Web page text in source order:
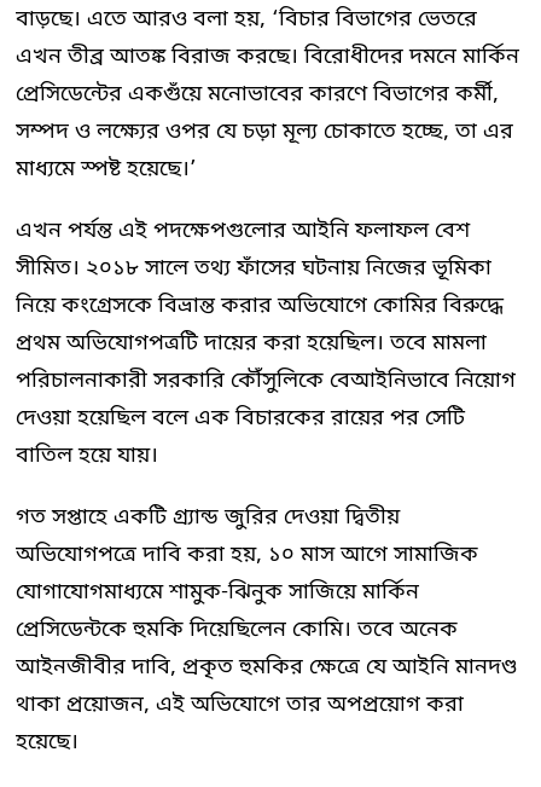
বাড়ছে। এতে আরও বলা হয়, ‘বিচার বিভাগের ভেতরে
এখন তীব্র আতঙ্ক বিরাজ করছে। বিরোধীদের দমনে মার্কিন
প্রেসিডেন্টের একগুঁয়ে মনোভাবের কারণে বিভাগের কর্মী,
সম্পদ ও লক্ষ্যের ওপর যে চড়া মূল্য চোকাতে হচ্ছে, তা এর
মাধ্যমে স্পষ্ট হয়েছে।’
এখন পর্যন্ত এই পদক্ষেপগুলোর আইনি ফলাফল বেশ
সীমিত। ২০১৮ সালে তথ্য ফাঁসের ঘটনায় নিজের ভূমিকা
নিয়ে কংগ্রেসকে বিভ্রান্ত করার অভিযোগে কোমির বিরুদ্ধে
প্রথম অভিযোগপত্রটি দায়ের করা হয়েছিল। তবে মামলা
পরিচালনাকারী সরকারি কৌঁসুলিকে বেআইনিভাবে নিয়োগ
দেওয়া হয়েছিল বলে এক বিচারকের রায়ের পর সেটি
বাতিল হয়ে যায়।
গত সপ্তাহে একটি গ্র্যান্ড জুরির দেওয়া দ্বিতীয়
অভিযোগপত্রে দাবি করা হয়, ১০ মাস আগে সামাজিক
যোগাযোগমাধ্যমে শামুক-ঝিনুক সাজিয়ে মার্কিন
প্রেসিডেন্টকে হুমকি দিয়েছিলেন কোমি। তবে অনেক
আইনজীবীর দাবি, প্রকৃত হুমকির ক্ষেত্রে যে আইনি মানদণ্ড
থাকা প্রয়োজন, এই অভিযোগে তার অপপ্রয়োগ করা
হয়েছে।